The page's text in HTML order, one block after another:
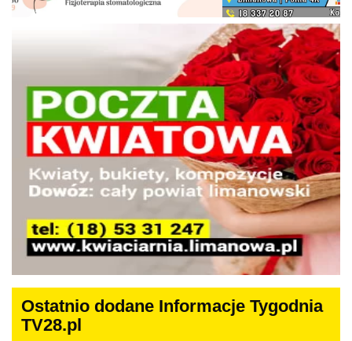
Ostatnio dodane Informacje Tygodnia
TV28.pl